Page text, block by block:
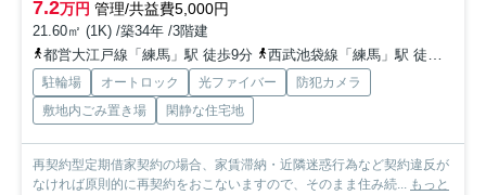
7.2万円 管理/共益費5,000円
21.60㎡ (1K) /築34年 /3階建
都営大江戸線「練馬」駅 徒歩9分
西武池袋線「練馬」駅 徒歩9分
駐輪場 オートロック 光ファイバー
防犯カメラ
敷地内ごみ置き場
閑静な住宅地
再契約型定期借家契約の場合、家賃滞納・近隣迷惑行為など契約違反が
なければ原則的に再契約をおこないますので、そのまま住み続... もっと